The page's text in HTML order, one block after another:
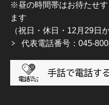
※昼の時間帯はお待たせ
ます
（祝日・休日・12月29日
代表電話番号：045-